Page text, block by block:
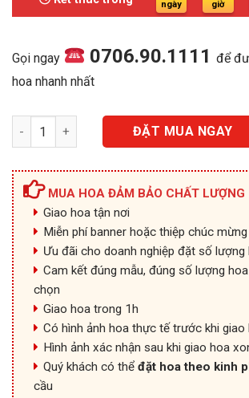
ngày giờ
Gọi ngay 0706.90.1111để
hoa nhanh nhất
Vững Trãi - HKT089 số lượngĐẶT MUA NGAY
MUA HOA ĐẢM BẢO CHẤT LƯỢNG
Giao hoa tận nơi
Miễn phí banner hoặc thiệp chúc mừng
Ưu đãi cho doanh nghiệp đặt số lượng
Cam kết đúng mẫu, đúng số lượng
chọn
Giao hoa trong 1h
Có hình ảnh hoa thực tế trước khi giao
Hình ảnh xác nhận sau khi giao hoa
Quý khách có thể đặt hoa theo kinh
cầu